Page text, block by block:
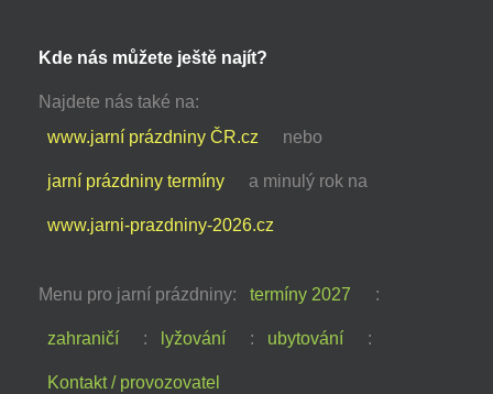
Kde nás můžete ještě najít?
Najdete nás také na:
www.jarní prázdniny ČR.cz
nebo
jarní prázdniny termíny a minulý rok na
www.jarni-prazdniny-2026.cz
Menu pro jarní prázdniny: termíny 2027 :
zahraničí : lyžování : ubytování :
Kontakt / provozovatel